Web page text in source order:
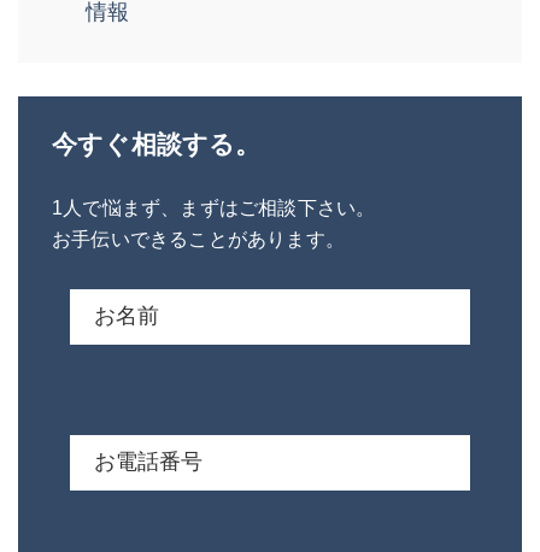
情報
今すぐ相談する。
1人で悩まず、まずはご相談下さい。
お手伝いできることがあります。